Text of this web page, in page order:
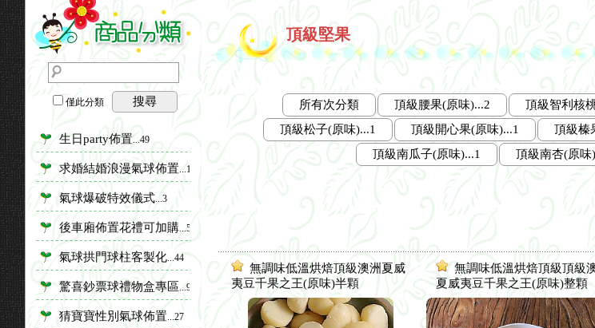
僅此分類 搜尋
生日party佈置...49
求婚結婚浪漫氣球佈置...18
氣球爆破特效儀式...3
後車廂佈置花禮可加購...55
氣球拱門球柱客製化...44
驚喜鈔票球禮物盒專區...9
猜寶寶性別氣球佈置...27
頂級堅果
所有次分類 頂級腰果(原味)...2 頂級智利核
頂級松子(原味)...1
頂級開心果(原味)...1 頂級榛
頂級南瓜子(原味)...1
頂級南杏(原味
無調味低溫烘焙頂級澳洲夏威
夷豆千果之王(原味)半顆
無調味低溫烘焙頂級頂級
夏威夷豆千果之王(原味)整顆